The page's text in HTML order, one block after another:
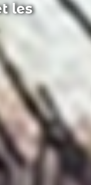
les